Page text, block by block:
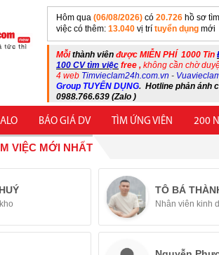
Hôm qua (06/08/2026) có 20.726 hồ sơ tìm
việc có thêm: 13.040 vị trí tuyển dụng mới
Mỗithành viên được MIỄN PHÍ 1000 Tin
100 CV tìm việc free , không cần chờ
4 web Timvieclam24h.com.vn -
Group TUYỂN DỤNG. Hotline phản ánh
0988.766.639 (Zalo )
BÁO GIÁ DV TÌM ỨNG VIÊN 200
VIỆC MỚI NHẤT
TÔ BÁ
Nhân viên kinh